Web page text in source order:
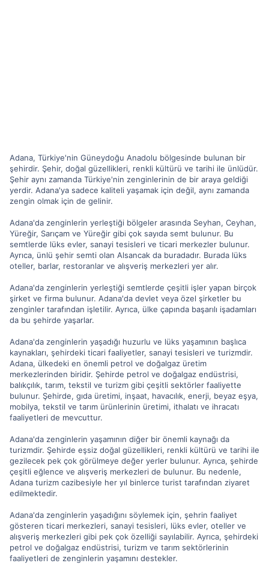
Adana, Türkiye'nin Güneydoğu Anadolu bölgesinde bulunan bir
şehirdir. Şehir, doğal güzellikleri, renkli kültürü ve tarihi ile ünlüdür.
Şehir aynı zamanda Türkiye'nin zenginlerinin de bir araya geldiği
yerdir. Adana'ya sadece kaliteli yaşamak için değil, aynı zamanda
zengin olmak için de gelinir.
Adana'da zenginlerin yerleştiği bölgeler arasında Seyhan, Ceyhan,
Yüreğir, Sarıçam ve Yüreğir gibi çok sayıda semt bulunur. Bu
semtlerde lüks evler, sanayi tesisleri ve ticari merkezler bulunur.
Ayrıca, ünlü şehir semti olan Alsancak da buradadır. Burada lüks
oteller, barlar, restoranlar ve alışveriş merkezleri yer alır.
Adana'da zenginlerin yerleştiği semtlerde çeşitli işler yapan birçok
şirket ve firma bulunur. Adana'da devlet veya özel şirketler bu
zenginler tarafından işletilir. Ayrıca, ülke çapında başarılı işadamları
da bu şehirde yaşarlar.
Adana'da zenginlerin yaşadığı huzurlu ve lüks yaşamının başlıca
kaynakları, şehirdeki ticari faaliyetler, sanayi tesisleri ve turizmdir.
Adana, ülkedeki en önemli petrol ve doğalgaz üretim
merkezlerinden biridir. Şehirde petrol ve doğalgaz endüstrisi,
balıkçılık, tarım, tekstil ve turizm gibi çeşitli sektörler faaliyette
bulunur. Şehirde, gıda üretimi, inşaat, havacılık, enerji, beyaz eşya,
mobilya, tekstil ve tarım ürünlerinin üretimi, ithalatı ve ihracatı
faaliyetleri de mevcuttur.
Adana'da zenginlerin yaşamının diğer bir önemli kaynağı da
turizmdir. Şehirde eşsiz doğal güzellikleri, renkli kültürü ve tarihi ile
gezilecek pek çok görülmeye değer yerler bulunur. Ayrıca, şehirde
çeşitli eğlence ve alışveriş merkezleri de bulunur. Bu nedenle,
Adana turizm cazibesiyle her yıl binlerce turist tarafından ziyaret
edilmektedir.
Adana'da zenginlerin yaşadığını söylemek için, şehrin faaliyet
gösteren ticari merkezleri, sanayi tesisleri, lüks evler, oteller ve
alışveriş merkezleri gibi pek çok özelliği sayılabilir. Ayrıca, şehirdeki
petrol ve doğalgaz endüstrisi, turizm ve tarım sektörlerinin
faaliyetleri de zenginlerin yaşamını destekler.